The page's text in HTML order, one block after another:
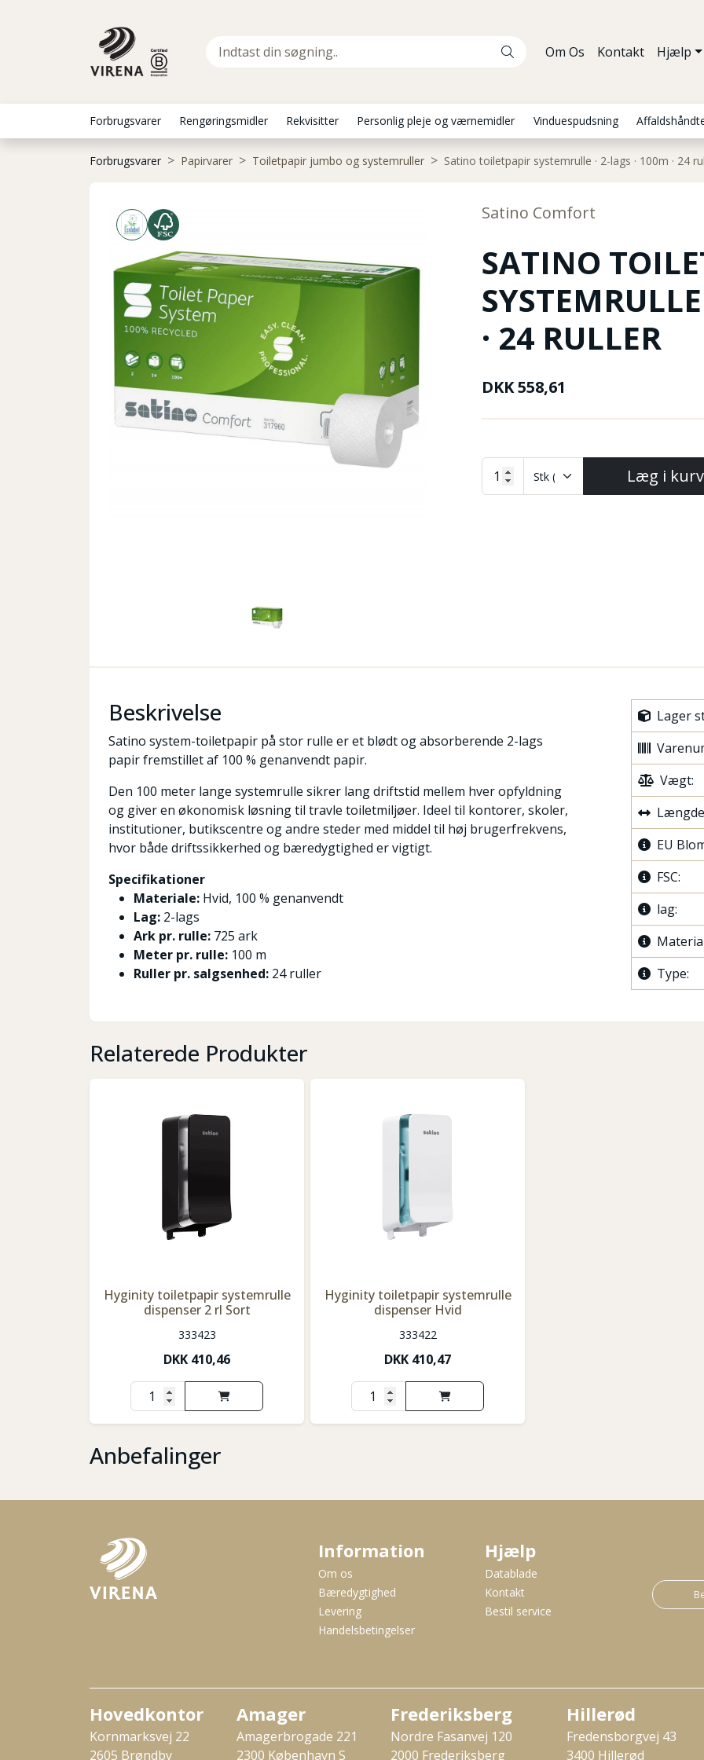
Om Os Kontakt Hjælp
Forbrugsvarer Rengøringsmidler Rekvisitter Personlig pleje og værnemidler Vinduespudsning
Forbrugsvarer Papirvarer Toiletpapir jumbo og systemruller Satino toiletpapir systemrulle · 2-lags · 100m · 24
Previous Next
Satino Comfort
SATINO
· 24 RULLER
DKK558,61
Læg i kurv
Beskrivelse
Satino system-toiletpapir på stor rulle er et blødt og absorberende 2-lags
papir fremstillet af 100 % genanvendt papir.
Den 100 meter lange systemrulle sikrer lang driftstid mellem hver opfyldning
og giver en økonomisk løsning til travle toiletmiljøer. Ideel til kontorer, skoler,
institutioner, butikscentre og andre steder med middel til høj brugerfrekvens,
hvor både driftssikkerhed og bæredygtighed er vigtigt.
Specifikationer
Materiale: Hvid, 100 % genanvendt
Lag: 2-lags
Ark pr. rulle: 725 ark
Meter pr. rulle: 100 m
Ruller pr. salgsenhed: 24 ruller
Lager
Vægt:
EU
FSC:
lag:
Type:
Relaterede Produkter
Hyginity toiletpapir systemrulle
dispenser 2 rl Sort
333423
DKK 410,46
Hyginity toiletpapir systemrulle
dispenser Hvid
333422
DKK 410,47
Anbefalinger
Information
Om os
Bæredygtighed
Levering
Handelsbetingelser
Hjælp
Datablade
Kontakt
Bestil service
Hovedkontor
Kornmarksvej 22
2605 Brøndby
Amager
Amagerbrogade 221
2300 København S
Frederiksberg
Nordre Fasanvej 120
2000 Frederiksberg
Hillerød
Fredensborgvej 43
3400 Hillerød